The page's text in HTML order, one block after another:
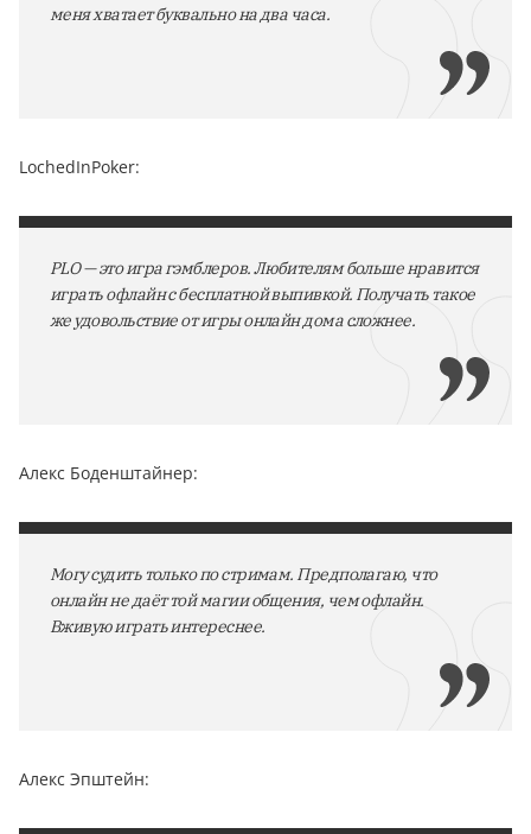
меня хватает буквально на два часа.
LochedInPoker:
PLO — это игра гэмблеров. Любителям больше нравится
играть офлайн с бесплатной выпивкой. Получать такое
же удовольствие от игры онлайн дома сложнее.
Алекс Боденштайнер:
Могу судить только по стримам. Предполагаю, что
онлайн не даёт той магии общения, чем офлайн.
Вживую играть интереснее.
Алекс Эпштейн: